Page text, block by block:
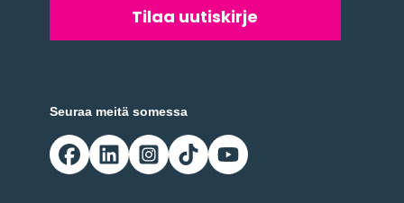
Seuraa meitä somessa